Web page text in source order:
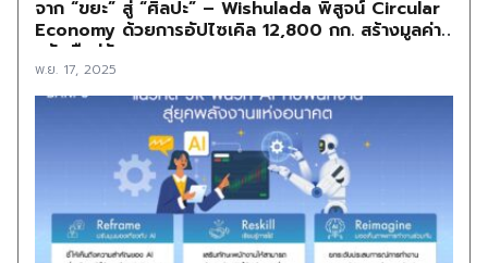
จาก “ขยะ” สู่ “ศิลปะ” – Wishulada พิสูจน์ Circular
Economy ด้วยการอัปไซเคิล 12,800 กก. สร้างมูลค่า
กลับคืนสู่สังคม
พ.ย. 17, 2025